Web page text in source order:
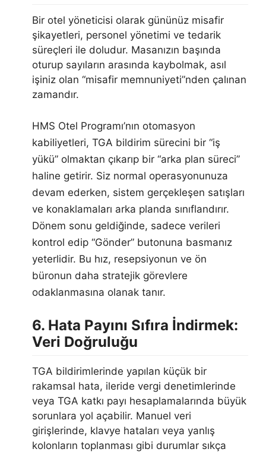
Bir otel yöneticisi olarak gününüz misafir
şikayetleri, personel yönetimi ve tedarik
süreçleri ile doludur. Masanızın başında
oturup sayıların arasında kaybolmak, asıl
işiniz olan “misafir memnuniyeti”nden çalınan
zamandır.
HMS Otel Programı’nın otomasyon
kabiliyetleri, TGA bildirim sürecini bir “iş
yükü” olmaktan çıkarıp bir “arka plan süreci”
haline getirir. Siz normal operasyonunuza
devam ederken, sistem gerçekleşen satışları
ve konaklamaları arka planda sınıflandırır.
Dönem sonu geldiğinde, sadece verileri
kontrol edip “Gönder” butonuna basmanız
yeterlidir. Bu hız, resepsiyonun ve ön
büronun daha stratejik görevlere
odaklanmasına olanak tanır.
6. Hata Payını Sıfıra İndirmek:
Veri Doğruluğu
TGA bildirimlerinde yapılan küçük bir
rakamsal hata, ileride vergi denetimlerinde
veya TGA katkı payı hesaplamalarında büyük
sorunlara yol açabilir. Manuel veri
girişlerinde, klavye hataları veya yanlış
kolonların toplanması gibi durumlar sıkça